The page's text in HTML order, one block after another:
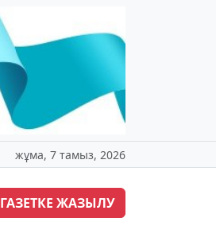
жұма, 7 тамыз, 2026
ГАЗЕТКЕ ЖАЗЫЛУ